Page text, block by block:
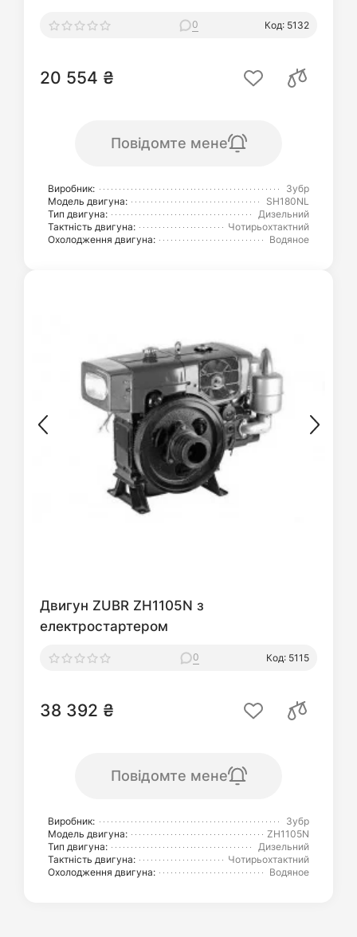
0 Код: 5132
20 554 ₴
Повідомте мене
Виробник:
Зубр
Модель двигуна:
SH180NL
Тип двигуна:
Дизельний
Тактність двигуна:
Чотирьохтактний
Охолодження двигуна:
Водяное
Двигун ZUBR ZH1105N з
електростартером
0 Код: 5115
38 392 ₴
Повідомте мене
Виробник:
Зубр
Модель двигуна:
ZH1105N
Тип двигуна:
Дизельний
Тактність двигуна:
Чотирьохтактний
Охолодження двигуна:
Водяное